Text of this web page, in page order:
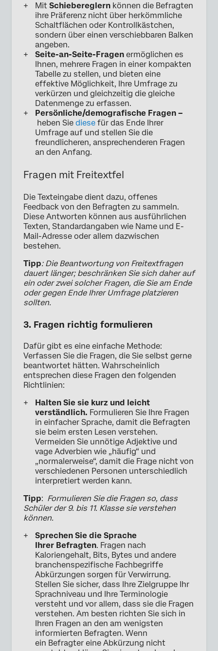
Mit Schiebereglern können die Befragten
ihre Präferenz nicht über herkömmliche
Schaltflächen oder Kontrollkästchen,
sondern über einen verschiebbaren Balken
angeben.
Seite-an-Seite-Fragen ermöglichen es
Ihnen, mehrere Fragen in einer kompakten
Tabelle zu stellen, und bieten eine
effektive Möglichkeit, Ihre Umfrage zu
verkürzen und gleichzeitig die gleiche
Datenmenge zu erfassen.
Persönliche/demografische Fragen –
heben Sie diese für das Ende Ihrer
Umfrage auf und stellen Sie die
freundlicheren, ansprechenderen Fragen
an den Anfang.
Fragen mit Freitextfel
Die Texteingabe dient dazu, offenes
Feedback von den Befragten zu sammeln.
Diese Antworten können aus ausführlichen
Texten, Standardangaben wie Name und E-
Mail-Adresse oder allem dazwischen
bestehen.
Tipp: Die Beantwortung von Freitextfragen
dauert länger; beschränken Sie sich daher auf
ein oder zwei solcher Fragen, die Sie am Ende
oder gegen Ende Ihrer Umfrage platzieren
sollten.
3. Fragen richtig formulieren
Dafür gibt es eine einfache Methode:
Verfassen Sie die Fragen, die Sie selbst gerne
beantwortet hätten. Wahrscheinlich
entsprechen diese Fragen den folgenden
Richtlinien:
Halten Sie sie kurz und leicht
verständlich. Formulieren Sie Ihre Fragen
in einfacher Sprache, damit die Befragten
sie beim ersten Lesen verstehen.
Vermeiden Sie unnötige Adjektive und
vage Adverbien wie „häufig“ und
„normalerweise“, damit die Frage nicht von
verschiedenen Personen unterschiedlich
interpretiert werden kann.
Tipp: Formulieren Sie die Fragen so, dass
Schüler der 9. bis 11. Klasse sie verstehen
können.
Sprechen Sie die Sprache
Ihrer Befragten. Fragen nach
Kaloriengehalt, Bits, Bytes und andere
branchenspezifische Fachbegriffe
Abkürzungen sorgen für Verwirrung.
Stellen Sie sicher, dass Ihre Zielgruppe Ihr
Sprachniveau und Ihre Terminologie
versteht und vor allem, dass sie die Fragen
verstehen. Am besten richten Sie sich in
Ihren Fragen an den am wenigsten
informierten Befragten. Wenn
ein Befragter eine Abkürzung nicht